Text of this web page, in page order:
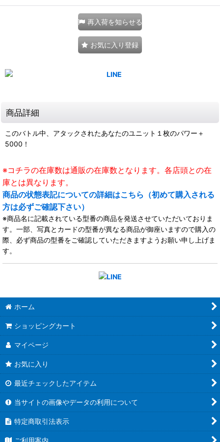
再入荷を知らせる
お気に入り登録
商品詳細
このバトル中、アタックされたあなたのユニット１枚のパワー＋
5000！
※コチラの在庫数は通販の在庫数となります。各店頭との在
庫とは異なります。
商品の状態表記についての詳細はこちら（初めて購入される
方は必ずご確認下さい）
※商品名に記載されている型番の商品を発送させていただいておりま
す。一部、写真とカードの型番が異なる商品が御座いますので購入の
際、必ず商品の型番をご確認していただきますようお願い申し上げま
す。
ホーム
ショッピングカート
マイページ
お気に入り
最近チェックしたアイテム
当サイトの画像やデータの利用について
特定商取引法表示